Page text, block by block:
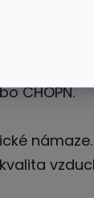
CHOPN.
námaze.